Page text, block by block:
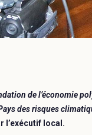
de l’économie
des risques
l’exécutif local.